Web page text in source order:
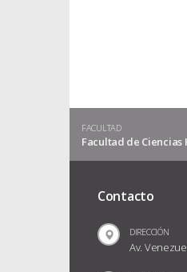
FACULTAD
Facultad de
Contacto
DIRECCIÓN
Av.